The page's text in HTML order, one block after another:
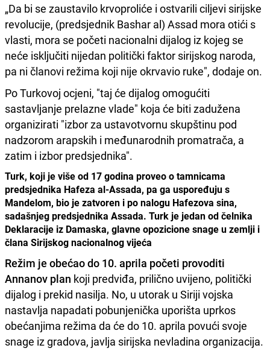
„Da bi se zaustavilo krvoproliće i ostvarili ciljevi sirijske
revolucije, (predsjednik Bashar al) Assad mora otići s
vlasti, mora se početi nacionalni dijalog iz kojeg se
neće isključiti nijedan politički faktor sirijskog naroda,
pa ni članovi režima koji nije okrvavio ruke", dodaje on.
Po Turkovoj ocjeni, "taj će dijalog omogućiti
sastavljanje prelazne vlade" koja će biti zadužena
organizirati "izbor za ustavotvornu skupštinu pod
nadzorom arapskih i međunarodnih promatrača, a
zatim i izbor predsjednika".
Turk, koji je više od 17 godina proveo o tamnicama
predsjednika Hafeza al-Assada, pa ga uspoređuju s
Mandelom, bio je zatvoren i po nalogu Hafezova sina,
sadašnjeg predsjednika Assada. Turk je jedan od čelnika
Deklaracije iz Damaska, glavne opozicione snage u zemlji i
člana Sirijskog nacionalnog vijeća
Režim je obećao do 10. aprila početi provoditi
Annanov plan koji predviđa, prilično uvijeno, politički
dijalog i prekid nasilja. No, u utorak u Siriji vojska
nastavlja napadati pobunjenička uporišta uprkos
obećanjima režima da će do 10. aprila povući svoje
snage iz gradova, javlja sirijska nevladina organizacija.